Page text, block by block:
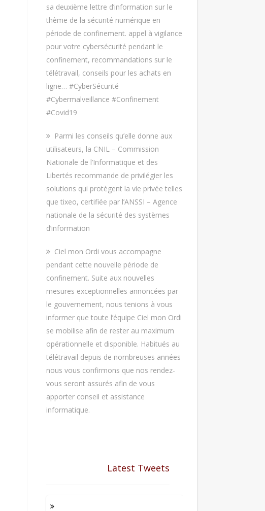
sa deuxième lettre d’information sur le
thème de la sécurité numérique en
période de confinement. appel à vigilance
pour votre cybersécurité pendant le
confinement, recommandations sur le
télétravail, conseils pour les achats en
ligne… #CyberSécurité
#Cybermalveillance #Confinement
#Covid19
Parmi les conseils qu’elle donne aux
utilisateurs, la CNIL – Commission
Nationale de l’Informatique et des
Libertés recommande de privilégier les
solutions qui protègent la vie privée telles
que tixeo, certifiée par l’ANSSI – Agence
nationale de la sécurité des systèmes
d’information
Ciel mon Ordi vous accompagne
pendant cette nouvelle période de
confinement. Suite aux nouvelles
mesures exceptionnelles annoncées par
le gouvernement, nous tenions à vous
informer que toute l’équipe Ciel mon Ordi
se mobilise afin de rester au maximum
opérationnelle et disponible. Habitués au
télétravail depuis de nombreuses années
nous vous confirmons que nos rendez-
vous seront assurés afin de vous
apporter conseil et assistance
informatique.
Latest Tweets